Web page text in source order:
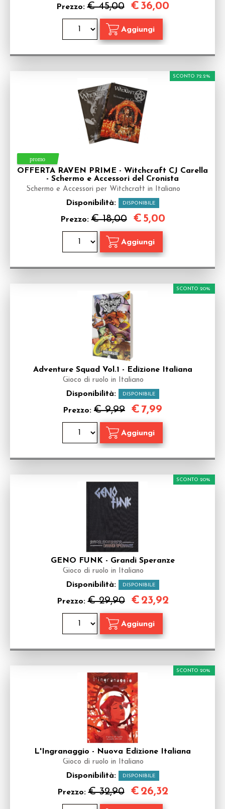
Prezzo:€ 45,00 € 36,00
OFFERTA RAVEN PRIME - Witchcraft CJ Carella
- Schermo e Accessori del Cronista
Schermo e Accessori per Witchcraft in Italiano
Disponibilità: DISPONIBILE
Prezzo:€ 18,00
SCONTO 72.2%
€ 5,00
Adventure Squad Vol.1 - Edizione Italiana
Gioco di ruolo in Italiano
Disponibilità: DISPONIBILE
Prezzo: € 9,99
SCONTO 20%
€ 7,99
GENO FUNK - Grandi Speranze
Gioco di ruolo in Italiano
Disponibilità: DISPONIBILE
Prezzo:€ 29,90
SCONTO 20%
€ 23,92
L'Ingranaggio - Nuova Edizione Italiana
Gioco di ruolo in Italiano
Disponibilità: DISPONIBILE
Prezzo:€ 32,90
SCONTO 20%
€ 26,32